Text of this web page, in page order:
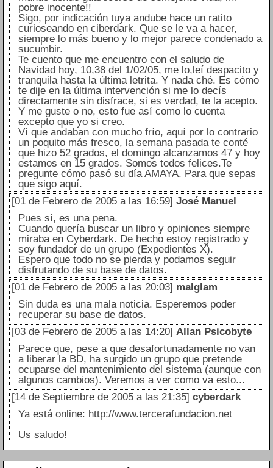
pobre inocente!!
Sigo, por indicación tuya andube hace un ratito
curioseando en ciberdark. Que se le va a hacer,
siempre lo más bueno y lo mejor parece condenado a
sucumbir.
Te cuento que me encuentro con el saludo de
Navidad hoy, 10,38 del 1/02/05, me lo,leí despacito y
tranquila hasta la última letrita. Y nada ché. Es cómo
te dije en la última intervención si me lo decís
directamente sin disfrace, si es verdad, te la acepto.
Y me guste o no, esto fue así como lo cuenta
excepto que yo si creo.
Ví que andaban con mucho frío, aquí por lo contrario
un poquito más fresco, la semana pasada te conté
que hizo 52 grados, el domingo alcanzamos 47 y hoy
estamos en 15 grados. Somos todos felices.Te
pregunte cómo pasó su día AMAYA. Para que sepas
que sigo aquí.
[01 de Febrero de 2005 a las 16:59] José Manuel
Pues sí, es una pena.
Cuando quería buscar un libro y opiniones siempre
miraba en Cyberdark. De hecho estoy registrado y
soy fundador de un grupo (Expedientes X).
Espero que todo no se pierda y podamos seguir
disfrutando de su base de datos.
[01 de Febrero de 2005 a las 20:03] malglam
Sin duda es una mala noticia. Esperemos poder
recuperar su base de datos.
[03 de Febrero de 2005 a las 14:20] Allan Psicobyte
Parece que, pese a que desafortunadamente no van
a liberar la BD, ha surgido un grupo que pretende
ocuparse del mantenimiento del sistema (aunque con
algunos cambios). Veremos a ver como va esto...
[14 de Septiembre de 2005 a las 21:35] cyberdark
Ya está online: http://www.tercerafundacion.net
Us saludo!